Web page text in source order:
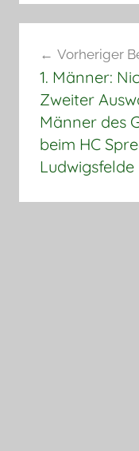
Vorheriger
1. Männer:
Zweiter
Männer des
beim HC
Ludwigsfelde